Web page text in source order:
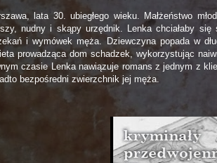
lata 30. ubiegłego wieku. Małżeństwo
nudny i skąpy urzędnik. Lenka chciałaby się
i wymówek męża. Dziewczyna popada w
prowadząca dom schadzek, wykorzystując
czasie Lenka nawiązuje romans z jednym z
bezpośredni zwierzchnik jej męża.